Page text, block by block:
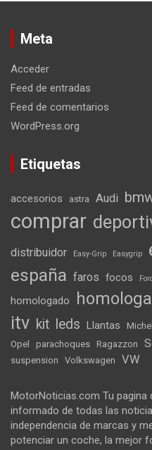
Meta
Acceder
Feed de entradas
Feed de comentarios
WordPress.org
Etiquetas
accesorios astra Audi
comprar
distribuidor Easy-Grip Easygrip
españa faros focos
homologado
itv kit leds Llantas
Opel parachoques Ragazzon
suspension Volkswagen VW
MotorNoticias.com Tu
informado de todas las
independencia de marcas y
potenciar un coche, la mejor